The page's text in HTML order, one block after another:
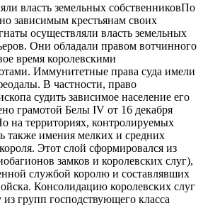
По
зависимым крестьянам своих
осуществляли власть земельных
Они обладали правом вотчинного
время королевскими
Иммунитетные права суда имели
В частности, право
судить зависимое население его
грамотой Белы IV от 16 декабря
на территориях, контролируемых
также имения мелких и средних
Этот слой сформировался из
замков и королевских слуг),
службой королю и составлявших
Консолидацию королевских слуг
из групп господствующего класса